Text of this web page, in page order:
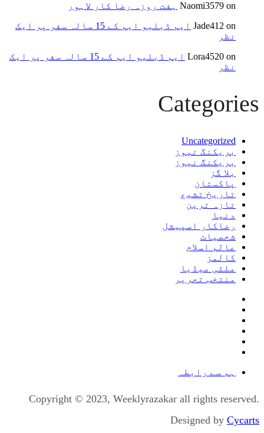
Naomi3579 on
ہفت روزہ رضا کار لاہور
Jade412 on
ایم ڈبلیو ایم کے 15 سالہ سفر پر ایک
نظر
Lora4520 on
ایم ڈبلیو ایم کے 15 سالہ سفر پر ایک
نظر
Categories
Uncategorized
بریکنگ نیوز
بریکنگ نیوز
بلا گز
پاکستان
تاریخ تشیع
تازہ ترین
دنیا
رضاکار اسپیشل
شخصیات
عالم اسلام
کالمز
ملٹی میڈیا
منتخب تحریر
ہم سے رابطہ
Copyright © 2023, Weeklyrazakar all rights reserved.
Designed by Cycarts